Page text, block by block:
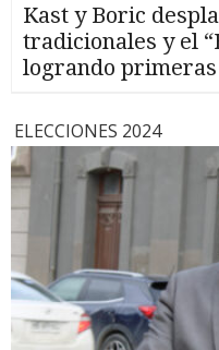
Kast y Boric
tradicionales y el
logrando
ELECCIONES 2024